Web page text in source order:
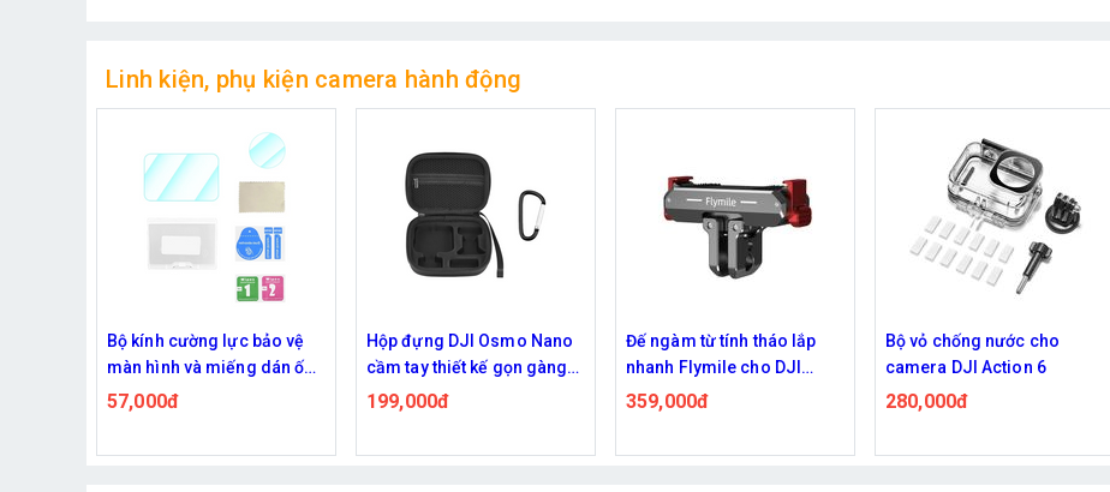
Linh kiện, phụ kiện camera hành động
Hộp đựng DJI Osmo Nano
cầm tay thiết kế gọn gàng
tiện mang theo
199,000đ
Đế ngàm từ tính tháo lắp
nhanh Flymile cho DJI
Osmo Nano
359,000đ
Bộ vỏ chống nước cho
camera DJI Action 6
280,000đ
Vòng đeo cổ Flymile VRIG
AC-01 silicone ngàm nam
châm tháo lắp nhanh, có
550,000đ